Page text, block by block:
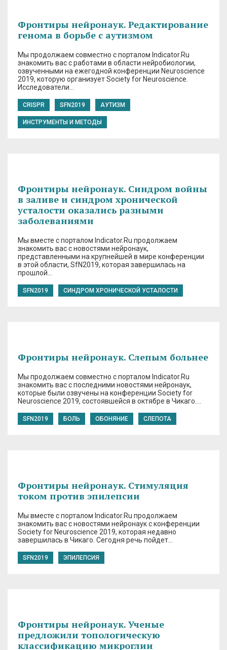
Фронтиры нейронаук. Редактирование
генома в борьбе с аутизмом
Мы продолжаем совместно с порталом Indicator.Ru
знакомить вас с работами в области нейробиологии,
озвученными на ежегодной конференции Neuroscience
2019, которую организует Society for Neuroscience.
Исследователи…
CRISPR SFN2019 АУТИЗМ
ИНСТРУМЕНТЫ И МЕТОДЫ
Фронтиры нейронаук. Синдром войны
в заливе и синдром хронической
усталости оказались разными
заболеваниями
Мы вместе с порталом Indicator.Ru продолжаем
знакомить вас с новостями нейронаук,
представленными на крупнейшей в мире конференции
в этой области, SfN2019, которая завершилась на
прошлой…
SFN2019 СИНДРОМ ХРОНИЧЕСКОЙ УСТАЛОСТИ
Фронтиры нейронаук. Слепым больнее
Мы продолжаем совместно с порталом Indicator.Ru
знакомить вас с последними новостями нейронаук,
которые были озвучены на конференции Society for
Neuroscience 2019, состоявшейся в октябре в Чикаго….
SFN2019 БОЛЬ ОБОНЯНИЕ СЛЕПОТА
Фронтиры нейронаук. Стимуляция
током против эпилепсии
Мы вместе с порталом Indicator.Ru продолжаем
знакомить вас c новостями нейронаук с конференции
Society for Neuroscience 2019, которая недавно
завершилась в Чикаго. Сегодня речь пойдет…
SFN2019 ЭПИЛЕПСИЯ
Фронтиры нейронаук. Ученые
предложили топологическую
классификацию микроглии